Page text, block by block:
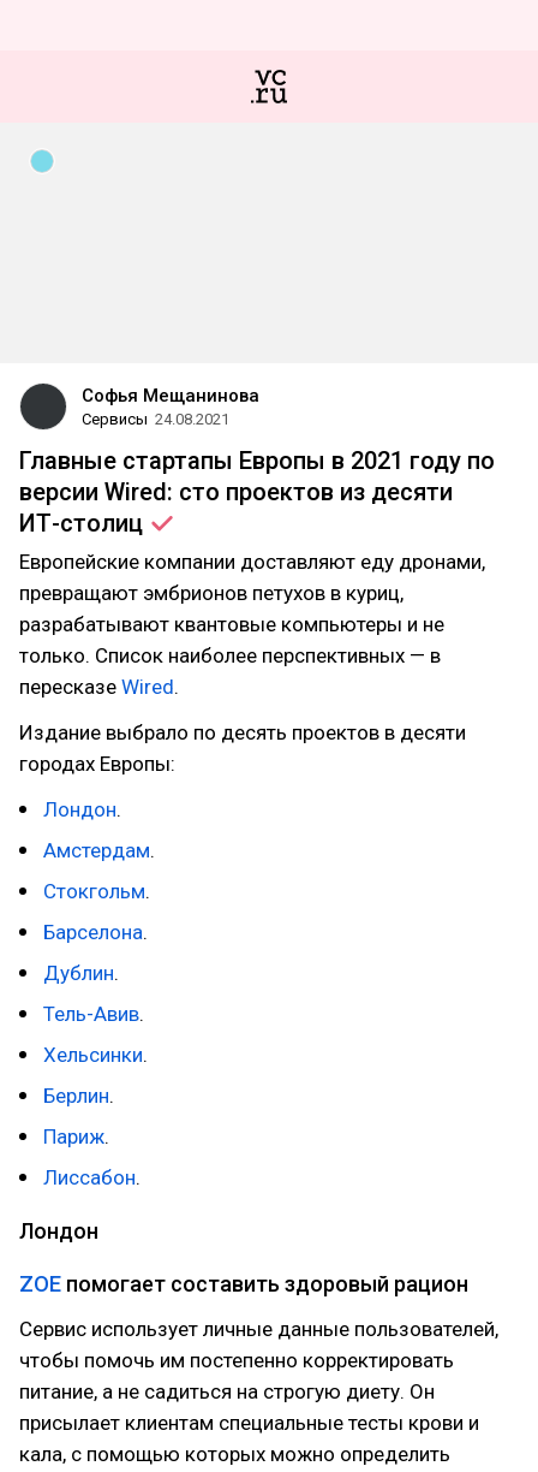
Софья Мещанинова
Сервисы 24.08.2021
Главные стартапы Европы в 2021 году по
версии Wired: сто проектов из десяти
ИТ-столиц
Европейские компании доставляют еду дронами,
превращают эмбрионов петухов в куриц,
разрабатывают квантовые компьютеры и не
только. Список наиболее перспективных — в
пересказе Wired.
Издание выбрало по десять проектов в десяти
городах Европы:
Лондон.
Амстердам.
Стокгольм.
Барселона.
Дублин.
Тель-Авив.
Хельсинки.
Берлин.
Париж.
Лиссабон.
Лондон
ZOE помогает составить здоровый рацион
Сервис использует личные данные пользователей,
чтобы помочь им постепенно корректировать
питание, а не садиться на строгую диету. Он
присылает клиентам специальные тесты крови и
кала, с помощью которых можно определить